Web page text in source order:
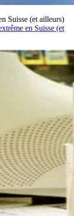
Suisse (et ailleurs)
en Suisse (et